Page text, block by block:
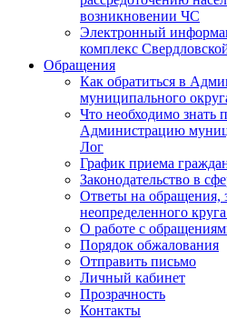
возникновении ЧС
Электронный
комплекс
Обращения
Как обратиться в
муниципального
Что необходимо знать
Администрацию
Лог
График приема
Законодательство в
Ответы на обращения,
неопределенного
О работе с
Порядок обжалования
Отправить письмо
Личный кабинет
Прозрачность
Контакты